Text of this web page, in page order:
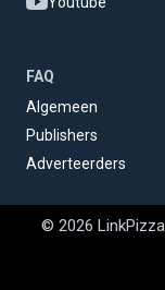
FAQ
Algemeen
Publishers
Adverteerders
© 2026